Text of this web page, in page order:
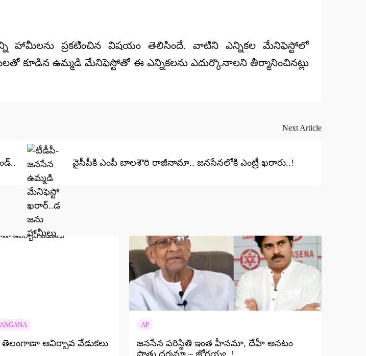
ప్రకటించిన విషయం తెలిసిందే. వాటిని ఎన్నికల మేనిఫెస్టోలో
కూడిన ఉమ్మడి మేనిఫెస్టోతో ఈ ఎన్నికలను ఎదుర్కొనాలని తీర్మానించినట్లు
Next Article
వైసీపీకి ఎంపీ బాలశౌరి రాజీనామా.. జనసేనలోకి ఎంట్రీ ఖరారు..!
ఆవిర్భావ వేడుకలు
AP
జనసేన పరిస్థితి ఇంత హీనమా, దేహీ అనటం